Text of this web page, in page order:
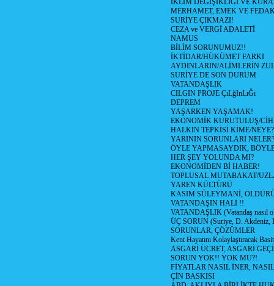
İKLİM DEĞİŞİKLİĞİ VE
MERHAMET, EMEK VE
SURİYE ÇIKMAZI!
CEZA ve VERGİ ADALETİ
NAMUS
BİLİM SORUNUMUZ!!
İKTİDAR/HÜKÜMET FARKI
AYDINLARIN/ALİMLERİN
SURİYE DE SON DURUM
VATANDAŞLIK
CILGIN PROJE ÇıLğInLıĞı
DEPREM
YAŞARKEN YAŞAMAK!
EKONOMİK KURUTULUŞ/
HALKIN TEPKİSİ KİME/NEYE?
YARININ SORUNLARI NELER?
ÖYLE YAPMASAYDIK,
HER ŞEY YOLUNDA MI?
EKONOMİDEN Bİ HABER!
TOPLUSAL MUTABAKAT/
YAREN KÜLTÜRÜ
KASIM SÜLEYMANİ,
VATANDAŞIN HALİ !!
VATANDAŞLIK (Vatandaş nasıl
ÜÇ SORUN (Suriye, D. Akdeniz,
SORUNLAR, ÇÖZÜMLER
Kent Hayatını Kolaylaştıracak
ASGARİ ÜCRET, ASGARİ
SORUN YOK!! YOK MU?!
FİYATLAR NASIL İNER,
ÇİN BASKISI